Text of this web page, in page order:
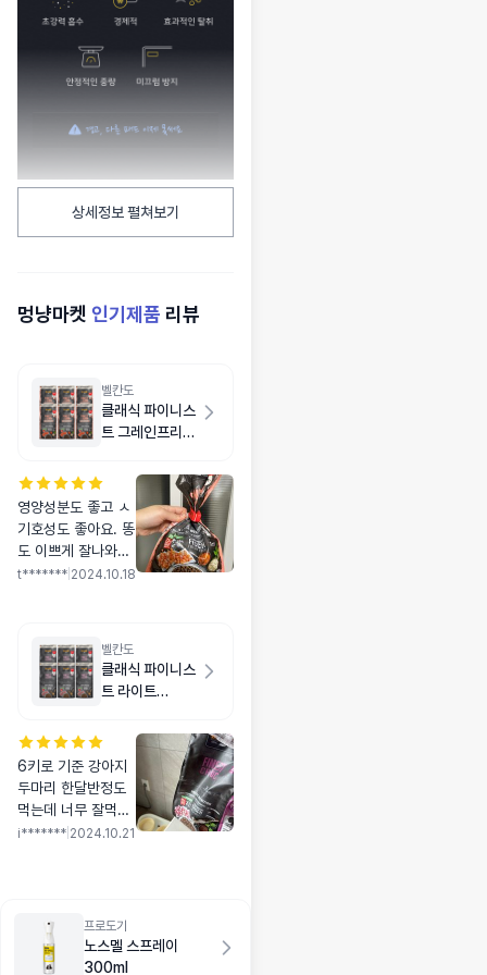
상세정보 펼쳐보기
멍냥마켓 인기제품 리뷰
벨칸도
클래식 파이니스
트 그레인프리
X 6개)
영양성분도 좋고 ㅅ
기호성도 좋아요. 똥
도 이쁘게 잘나와요
ㅎㅎ 알러지가 있는
t******* 2024.10.18
벨칸도
클래식 파이니스
트 라이트
6키로 기준 강아지
두마리 한달반정도
먹는데 너무 잘먹고
사료 바꾸니 눈물도
i******* 2024.10.21
프로도기
노스멜 스프레이
300ml